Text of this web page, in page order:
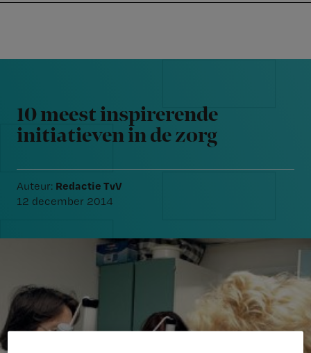
navigation
content
Nursing
10 meest inspirerende
initiatieven in de zorg
Auteur: Redactie TvV
12 december 2014